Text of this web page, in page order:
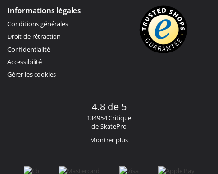
Informations légales
Conditions générales
Droit de rétraction
Confidentialité
Accessibilité
Gérer les cookies
4.8 de 5
134954 Critique
de SkatePro
Montrer plus